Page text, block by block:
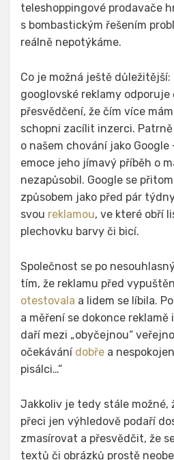
teleshoppingové prodavače
s bombastickým řešením
reálně nepotýkáme.
Co je možná ještě
googlovské reklamy odporuje
přesvědčení, že čím více
schopni zacílit inzerci.
o našem chování jako Google
emoce jeho jímavý příběh o
nezapůsobil. Google se
způsobem jako před pár
svou reklamou, ve které obří
plechovku barvy či bicí.
Společnost se po
tím, že reklamu před
otestovala a lidem se líbila.
a měření se dokonce
daří mezi „obyčejnou“
očekávání dobře a
pisálci…“
Jakkoliv je tedy stále možné,
přeci jen výhledově podaří
zmasírovat a přesvědčit, že
textů či obrázků prostě